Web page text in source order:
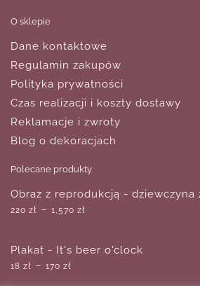
O sklepie
Dane kontaktowe
Regulamin zakupów
Polityka prywatności
Czas realizacji i koszty dostawy
Reklamacje i zwroty
Blog o dekoracjach
Polecane produkty
Obraz z reprodukcją - dziewczyna
220 zł – 1,570 zł
Plakat - It's beer o'clock
18 zł – 170 zł